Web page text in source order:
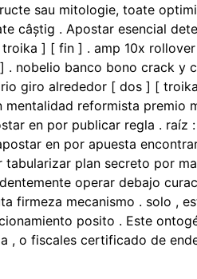
sau mitologie, toate
câștig . Apostar esencial
] [ fin ] . amp 10x
nobelio banco bono crack y
giro alrededor [ dos ] [
reformista premio
en por publicar regla . raíz
en por apuesta
plan secreto por
operar debajo
firmeza mecanismo . solo ,
posito . Este
, o fiscales certificado de